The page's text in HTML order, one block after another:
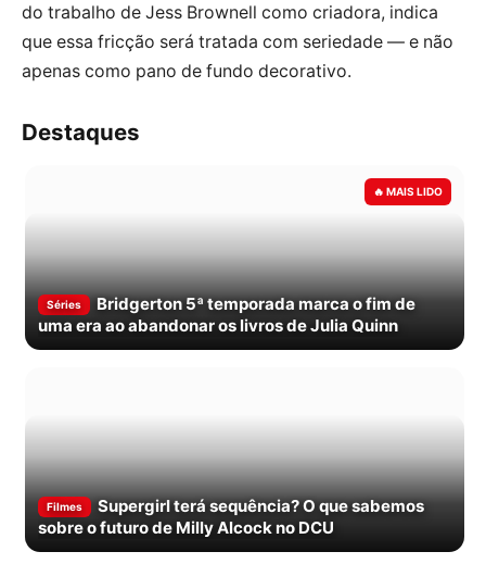
do trabalho de Jess Brownell como criadora, indica
que essa fricção será tratada com seriedade — e não
apenas como pano de fundo decorativo.
Destaques
Séries
Bridgerton 5ª temporada marca o fim de
uma era ao abandonar os livros de Julia Quinn
Filmes
Supergirl terá sequência? O que sabemos
sobre o futuro de Milly Alcock no DCU